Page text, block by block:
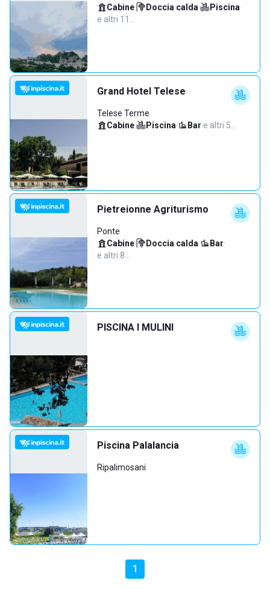
Cabine· Doccia calda· Piscina·
e altri 11…
Grand Hotel Telese
Telese Terme
Cabine· Piscina· Bar·e altri 5…
Pietreionne Agriturismo
Ponte
Cabine· Doccia calda· Bar·
e altri 8…
PISCINA I MULINI
Piscina Palalancia
Ripalimosani
1